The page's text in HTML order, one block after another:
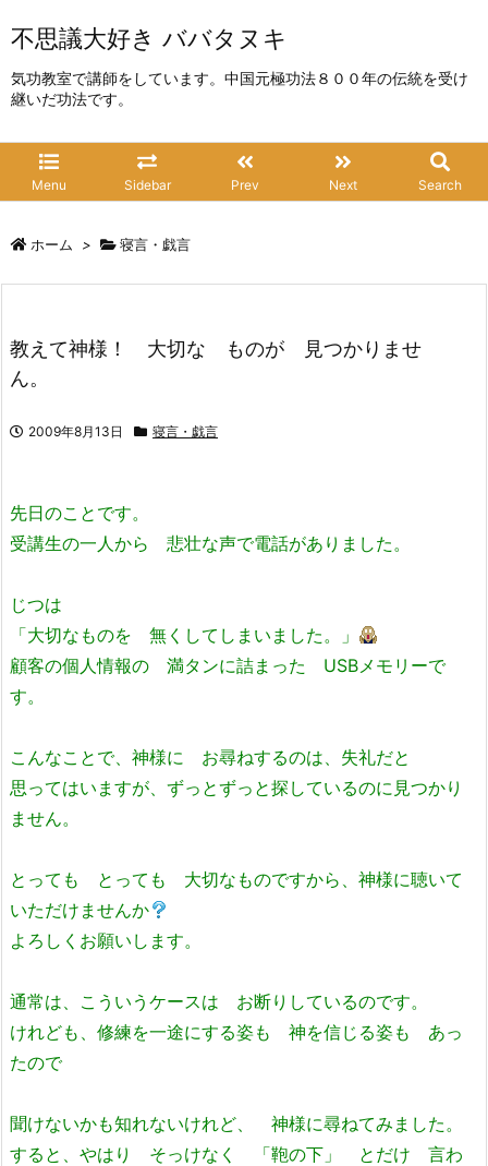
不思議大好き ババタヌキ
気功教室で講師をしています。中国元極功法８００年の伝統を受け
継いだ功法です。
Menu Sidebar Prev Next Search
ホーム > 寝言・戯言
教えて神様！ 大切な ものが 見つかりませ
ん。
2009年8月13日 寝言・戯言
先日のことです。
受講生の一人から 悲壮な声で電話がありました。
じつは
「大切なものを 無くしてしまいました。」
顧客の個人情報の 満タンに詰まった USBメモリーで
す。
こんなことで、神様に お尋ねするのは、失礼だと
思ってはいますが、ずっとずっと探しているのに見つかり
ません。
とっても とっても 大切なものですから、神様に聴いて
いただけませんか
よろしくお願いします。
通常は、こういうケースは お断りしているのです。
けれども、修練を一途にする姿も 神を信じる姿も あっ
たので
聞けないかも知れないけれど、 神様に尋ねてみました。
すると、やはり そっけなく 「鞄の下」 とだけ 言わ